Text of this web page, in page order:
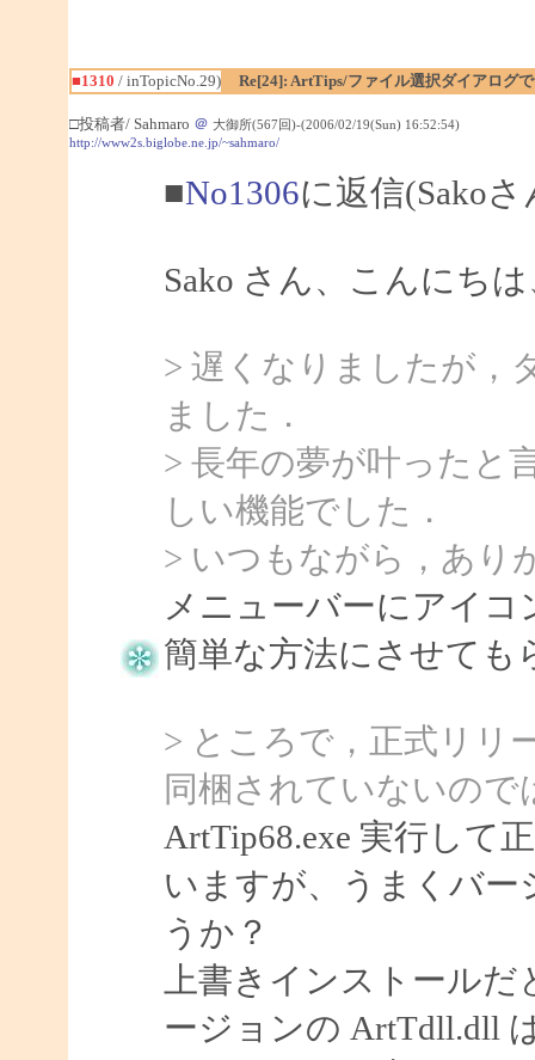
■1310 / inTopicNo.29) Re[24]: ArtTips/ファイル選択ダイアログ
□投稿者/ Sahmaro ＠ 大御所(567回)-(2006/02/19(Sun) 16:52:54)
http://www2s.biglobe.ne.jp/~sahmaro/
■No1306に返信(Sako
Sako さん、こんにちは
> 遅くなりましたが，
ました．
> 長年の夢が叶ったと
しい機能でした．
> いつもながら，あり
メニューバーにアイ
簡単な方法にさせても
> ところで，正式リリ
同梱されていないの
ArtTip68.exe 実行して
いますが、うまくバ
うか？
上書きインストール
ージョンの ArtTdll.dll